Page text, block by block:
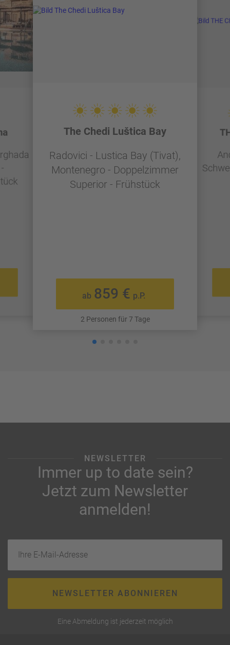
The Chedi Luštica Bay
Radovici - Lustica Bay (Tivat),
Montenegro - Doppelzimmer
Superior - Frühstück
ab 859 € p.P.
2 Personen für 7 Tage
NEWSLETTER
Immer up to date sein?
Jetzt zum Newsletter
anmelden!
NEWSLETTER ABONNIEREN
Eine Abmeldung ist jederzeit möglich